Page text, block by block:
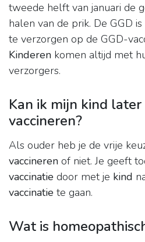
tweede helft van januari de
halen van de prik. De GGD
te verzorgen op de GGD-
Kinderen komen altijd met
verzorgers.
Kan ik mijn kind
vaccineren?
Als ouder heb je de vrije
vaccineren of niet. Je geeft
vaccinatie door met je kind
vaccinatie te gaan.
Wat is